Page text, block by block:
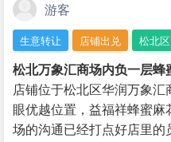
游客
生意转让 店铺出兑 松北区
松北万象汇商场内负一层蜂
店铺位于松北区华润万象
眼优越位置，益福祥蜂蜜
场的沟通已经打点好店里